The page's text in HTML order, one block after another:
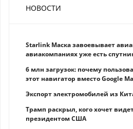
НОВОСТИ
Starlink Маска завоевывает
авиакомпаниях уже есть
6 млн загрузок: почему
этот навигатор вместо Google
Экспорт электромобилей из
Трамп раскрыл, кого хочет
президентом США